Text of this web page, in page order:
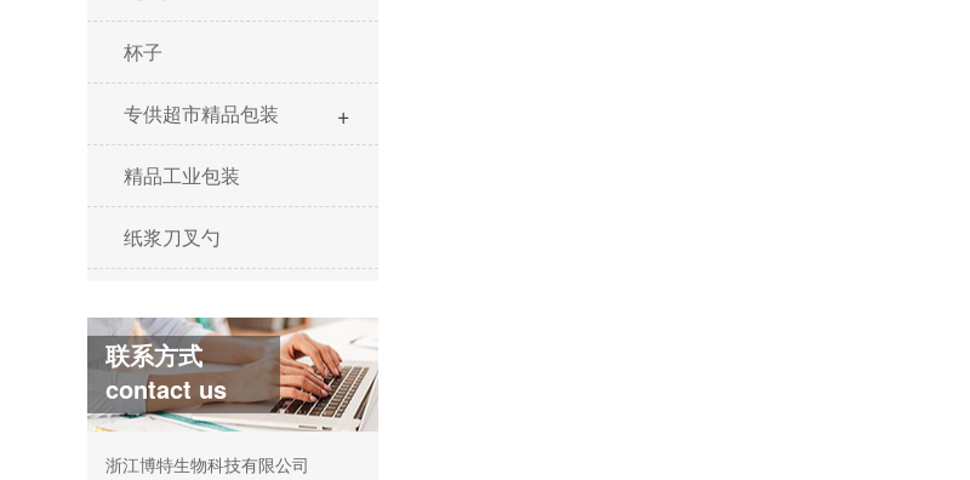
杯子
专供超市精品包装 +
精品工业包装
纸浆刀叉勺
联系方式
contact us
浙江博特生物科技有限公司